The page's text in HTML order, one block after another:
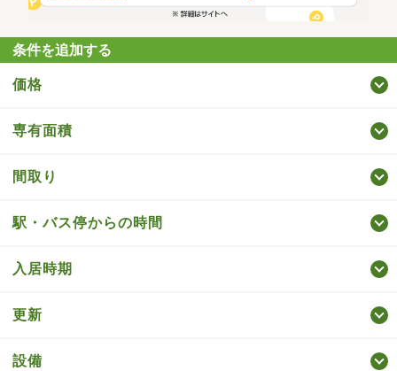
条件を追加する
価格
専有面積
間取り
駅・バス停からの時間
入居時期
更新
設備